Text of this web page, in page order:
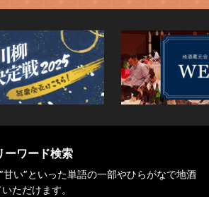
ーワード検索
甘い”といった単語の一部やひらがなで地酒
ただけます。